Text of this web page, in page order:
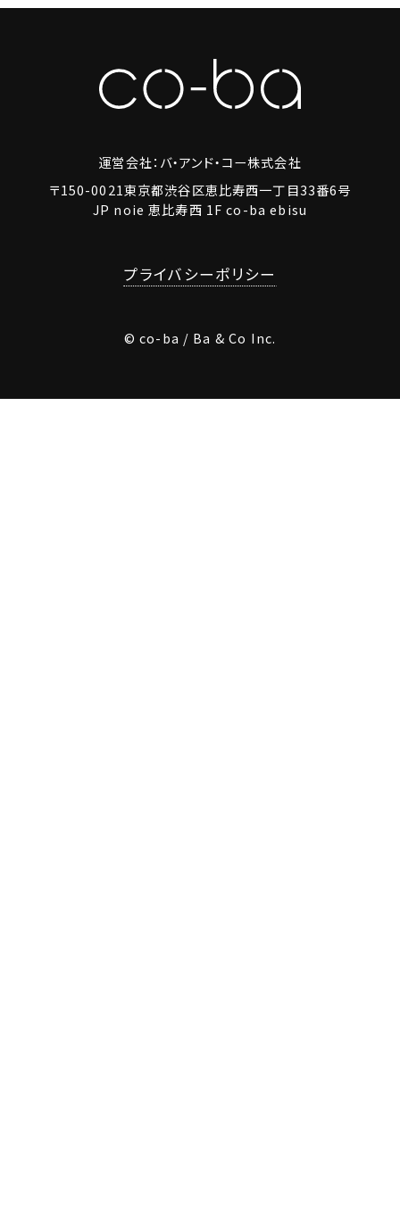
運営会社：バ・アンド・コー株式会社
〒150-0021東京都渋谷区恵比寿西一丁目33番6号
JP noie 恵比寿西 1F co-ba ebisu
プライバシーポリシー
© co-ba / Ba & Co Inc.